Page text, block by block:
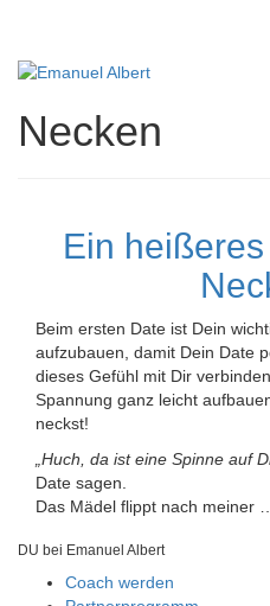
Necken
Ein
Beim ersten Date ist Dein
aufzubauen, damit Dein Date
dieses Gefühl mit Dir
Spannung ganz leicht
neckst!
„Huch, da ist eine Spinne auf
Date sagen.
Das Mädel flippt nach meiner
DU bei Emanuel Albert
Coach werden